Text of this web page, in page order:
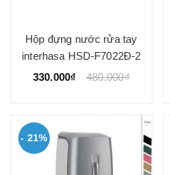
Hộp đựng nước rửa tay
interhasa HSD-F7022Đ-2
330.000₫
480.000₫
- 21%